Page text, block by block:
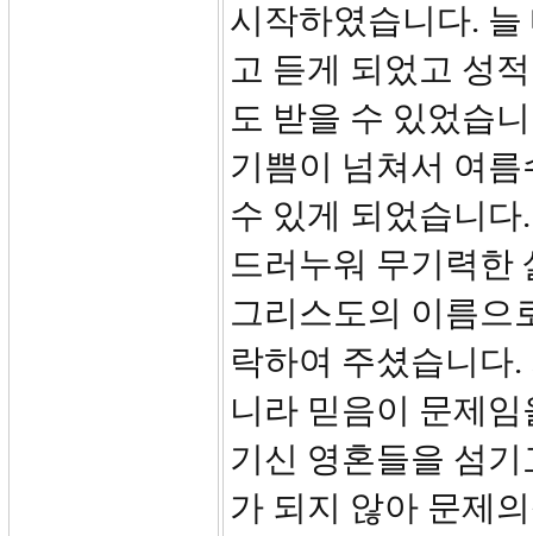
시작하였습니다.
고 듣게 되었고 성
도 받을 수 있었습
기쁨이 넘쳐서 여
수 있게 되었습니
드러누워 무기력한
그리스도의 이름으
락하여 주셨습니다
니라 믿음이 문제
기신 영혼들을 섬
가 되지 않아 문제